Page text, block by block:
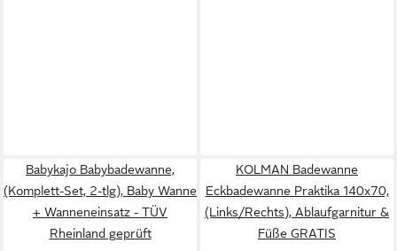
Babykajo Babybadewanne,
(Komplett-Set, 2-tlg), Baby Wanne
+ Wanneneinsatz - TÜV
Rheinland geprüft
KOLMAN Badewanne
Eckbadewanne Praktika 140x70,
(Links/Rechts), Ablaufgarnitur &
Füße GRATIS